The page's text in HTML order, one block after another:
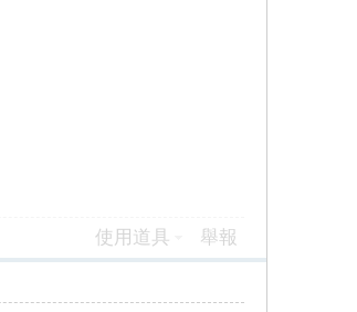
使用道具 舉報